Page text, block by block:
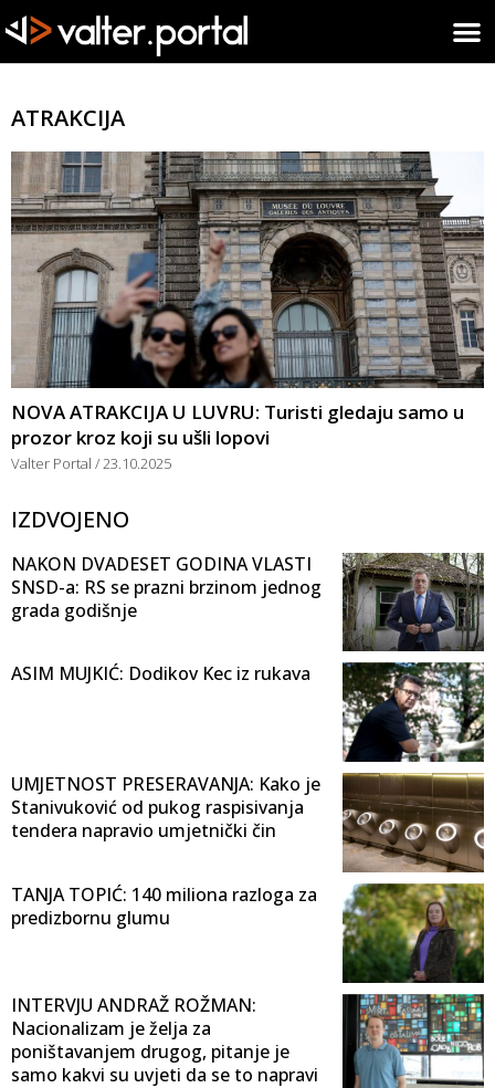
ATRAKCIJA
NOVA ATRAKCIJA U LUVRU: Turisti gledaju samo u
prozor kroz koji su ušli lopovi
Valter Portal 23.10.2025
IZDVOJENO
NAKON DVADESET GODINA VLASTI
SNSD-a: RS se prazni brzinom jednog
grada godišnje
ASIM MUJKIĆ: Dodikov Kec iz rukava
UMJETNOST PRESERAVANJA: Kako je
Stanivuković od pukog raspisivanja
tendera napravio umjetnički čin
TANJA TOPIĆ: 140 miliona razloga za
predizbornu glumu
INTERVJU ANDRAŽ ROŽMAN:
Nacionalizam je želja za
poništavanjem drugog, pitanje je
samo kakvi su uvjeti da se to napravi